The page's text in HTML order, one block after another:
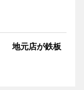
地元店が鉄板